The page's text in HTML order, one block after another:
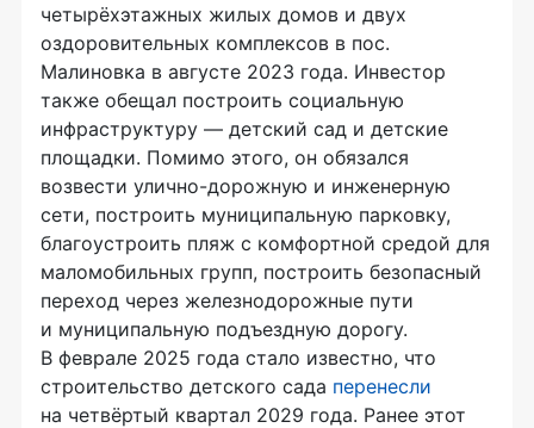
четырёхэтажных жилых домов и двух
оздоровительных комплексов в пос.
Малиновка в августе 2023 года. Инвестор
также обещал построить социальную
инфраструктуру — детский сад и детские
площадки. Помимо этого, он обязался
возвести улично-дорожную и инженерную
сети, построить муниципальную парковку,
благоустроить пляж с комфортной средой для
маломобильных групп, построить безопасный
переход через железнодорожные пути
и муниципальную подъездную дорогу.
В феврале 2025 года стало известно, что
строительство детского сада перенесли
на четвёртый квартал 2029 года. Ранее этот